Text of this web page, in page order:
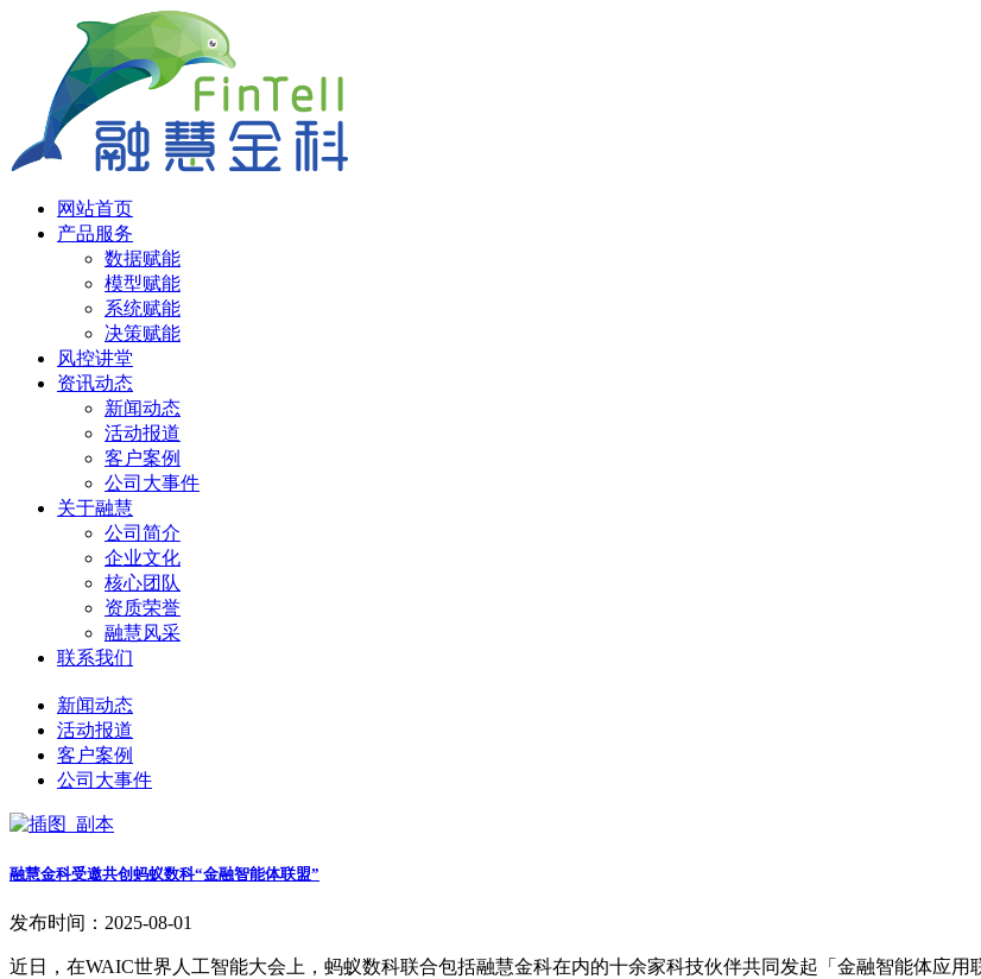
网站首页
产品服务
数据赋能
模型赋能
系统赋能
决策赋能
风控讲堂
资讯动态
新闻动态
活动报道
客户案例
公司大事件
关于融慧
公司简介
企业文化
核心团队
资质荣誉
融慧风采
联系我们
新闻动态
活动报道
客户案例
公司大事件
融慧金科受邀共创蚂蚁数科“金融智能体联盟”
发布时间：2025-08-01
近日，在WAIC世界人工智能大会上，蚂蚁数科联合包括融慧金科在内的十余家科技伙伴共同发起「金融智能体应用